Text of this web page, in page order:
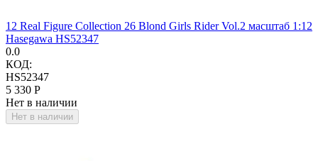
12 Real Figure Collection 26 Blond Girls Rider Vol.2 масштаб 1:12
Hasegawa HS52347
0.0
КОД:
HS52347
5 330 Р
Нет в наличии
Нет в наличии